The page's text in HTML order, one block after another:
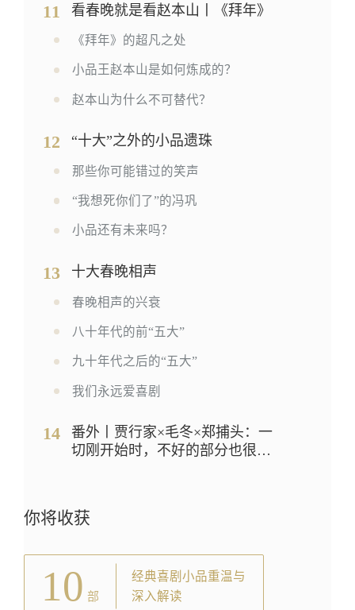
11 看春晚就是看赵本山丨《拜年》
《拜年》的超凡之处
小品王赵本山是如何炼成的？
赵本山为什么不可替代？
12 “十大”之外的小品遗珠
那些你可能错过的笑声
“我想死你们了”的冯巩
小品还有未来吗？
13 十大春晚相声
春晚相声的兴衰
八十年代的前“五大”
九十年代之后的“五大”
我们永远爱喜剧
14
番外丨贾行家×毛冬×郑捕头：一
切刚开始时，不好的部分也很可
你将收获
10 部
经典喜剧小品重温与
深入解读